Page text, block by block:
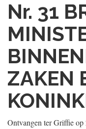
Nr. 31
ZAKEN
Ontvangen ter Griffie